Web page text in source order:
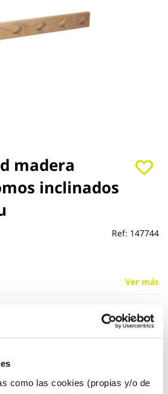
como las cookies (propias y/o de
madera
inclinados
Ref: 147744
Ver más
12,15 €